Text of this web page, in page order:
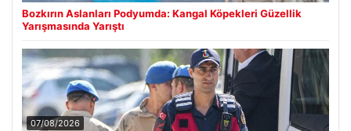
Bozkırın Aslanları Podyumda: Kangal Köpekleri Güzellik
Yarışmasında Yarıştı
07/08/2026